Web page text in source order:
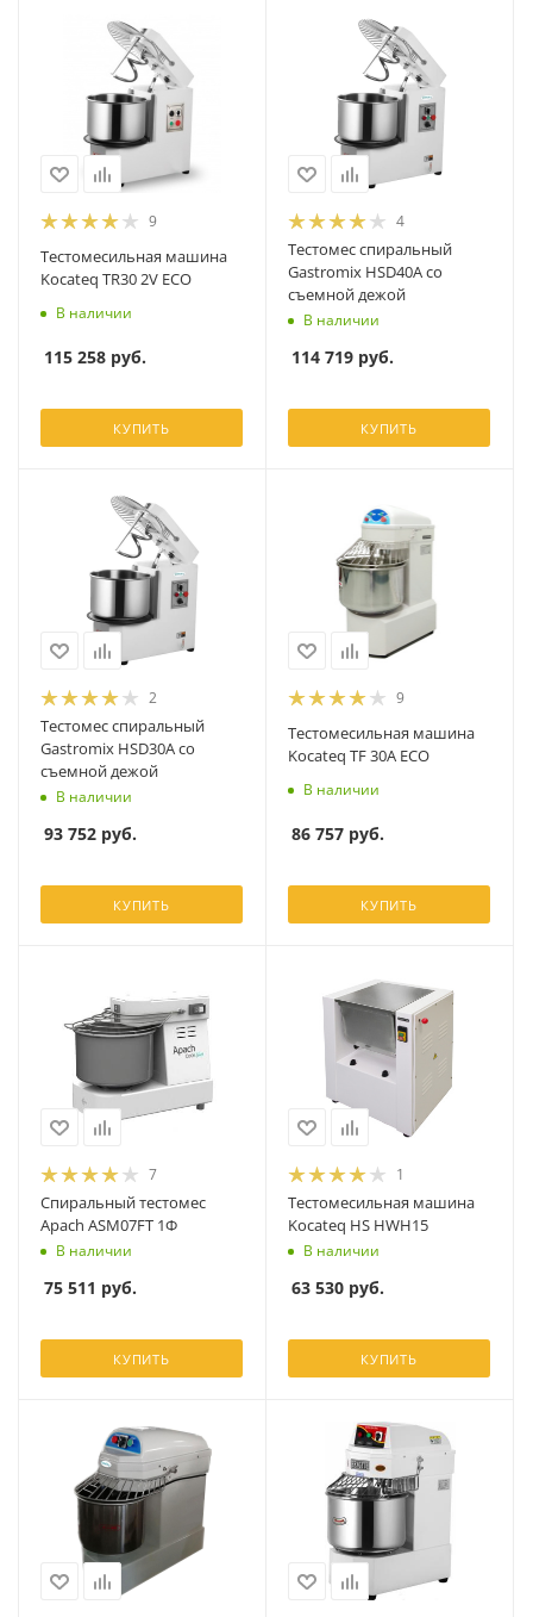
9
Тестомесильная машина
Kocateq TR30 2V ECO
В наличии
115 258 руб.
КУПИТЬ
4
Тестомес спиральный
Gastromix HSD40A со
съемной дежой
В наличии
114 719 руб.
КУПИТЬ
2
Тестомес спиральный
Gastromix HSD30A со
съемной дежой
В наличии
93 752 руб.
КУПИТЬ
9
Тестомесильная машина
Kocateq TF 30A ECO
В наличии
86 757 руб.
КУПИТЬ
7
Спиральный тестомес
Apach ASM07FT 1Ф
В наличии
75 511 руб.
КУПИТЬ
1
Тестомесильная машина
Kocateq HS HWH15
В наличии
63 530 руб.
КУПИТЬ